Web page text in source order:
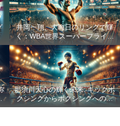
井岡一翔、大晦日のリングで輝
く：WBA世界スーパーフライ級
防衛戦「Lifetime Boxing Fights
18」
那須川天心の輝く未来: キックボ
クシングからボクシングへの成
功した転身